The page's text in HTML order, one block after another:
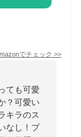
でチェック >>
ても可愛
？可愛い
キラのス
なし！プ